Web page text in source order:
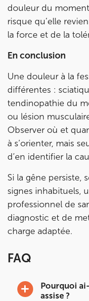
douleur du
risque qu’elle
la force et de la
En conclusion
Une douleur à la
différentes :
tendinopathie du
ou lésion
Observer où et
à s’orienter, mais
d’en identifier la
Si la gêne persiste,
signes inhabituels,
professionnel de
diagnostic et de
charge adaptée.
FAQ
Pourquoi
assise ?